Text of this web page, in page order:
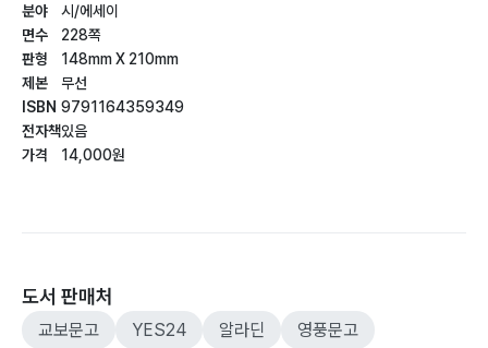
분야
면수
판형
제본
ISBN
전자책
가격
시/에세이
228쪽
148mm X 210mm
무선
9791164359349
있음
14,000원
도서 판매처
교보문고 YES24 알라딘 영풍문고